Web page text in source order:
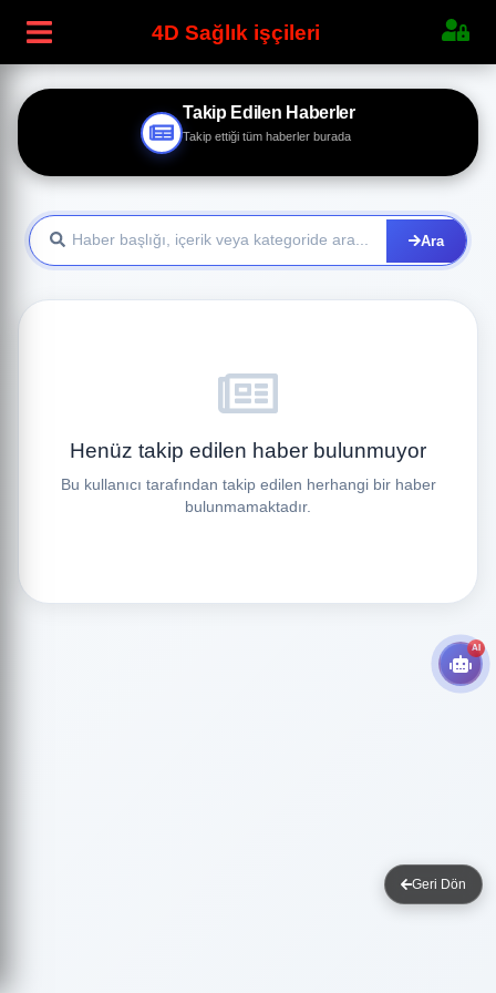
4D Sağlık işçileri
AI
Takip Edilen Haberler
Takip ettiği tüm haberler burada
Ara
Henüz takip edilen haber bulunmuyor
Bu kullanıcı tarafından takip edilen herhangi bir haber
bulunmamaktadır.
Geri Dön